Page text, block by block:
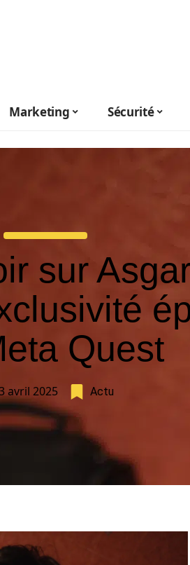
Marketing Sécurité
sur
Quest
avril 2025 Actu